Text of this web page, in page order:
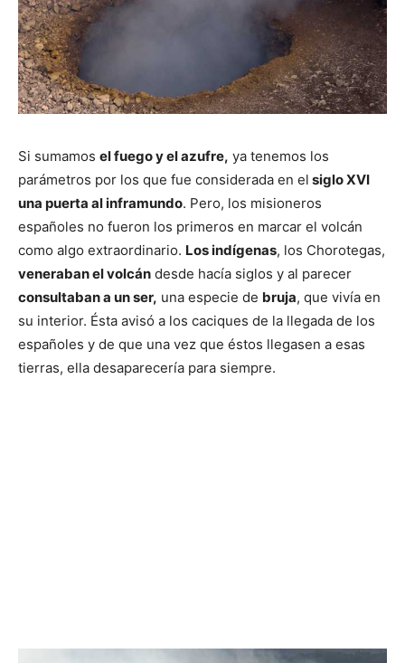
Si sumamos el fuego y el azufre, ya tenemos los
parámetros por los que fue considerada en el siglo XVI
una puerta al inframundo. Pero, los misioneros
españoles no fueron los primeros en marcar el volcán
como algo extraordinario. Los indígenas, los Chorotegas,
veneraban el volcán desde hacía siglos y al parecer
consultaban a un ser, una especie de bruja, que vivía en
su interior. Ésta avisó a los caciques de la llegada de los
españoles y de que una vez que éstos llegasen a esas
tierras, ella desaparecería para siempre.